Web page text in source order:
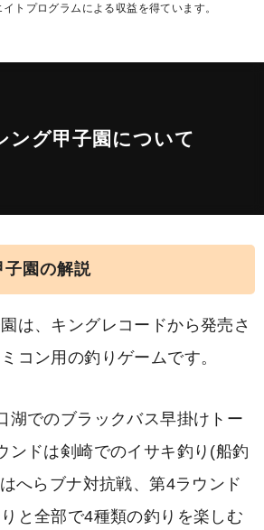
トプログラムによる収益を得ています。
ング甲子園について
子園の解説
は、キングレコードから発売さ
コン用の釣りゲームです。
湖でのブラックバス早掛けトー
ンドは剣崎でのイサキ釣り(船釣
へらブナ対抗戦、第4ラウンド
と全部で4種類の釣りを楽しむ